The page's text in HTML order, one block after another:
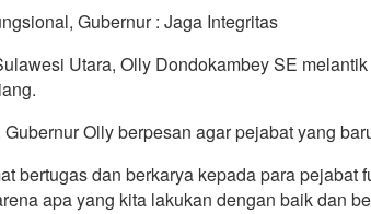
Gubernur : Jaga Integritas
Utara, Olly Dondokambey SE
Olly berpesan agar pejabat yang
bertugas dan berkarya kepada para
apa yang kita lakukan dengan baik dan